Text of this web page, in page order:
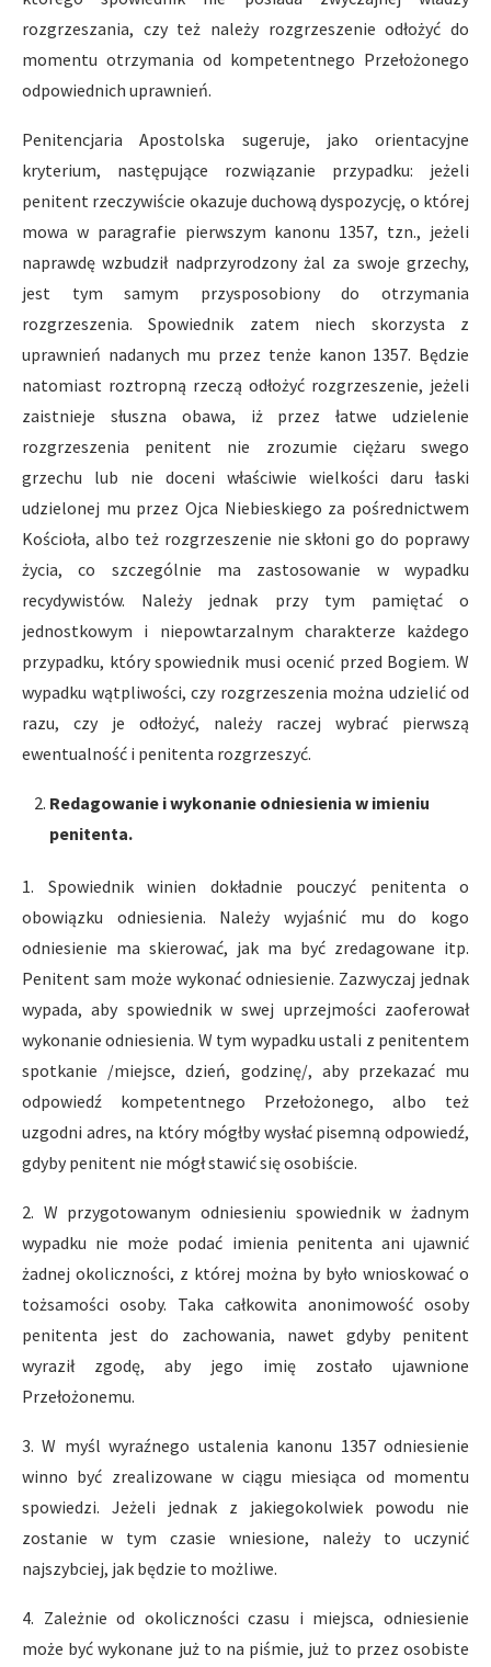
rozgrzeszania, czy też należy rozgrzeszenie odłożyć do
momentu otrzymania od kompetentnego Przełożonego
odpowiednich uprawnień.
Penitencjaria Apostolska sugeruje, jako orientacyjne
kryterium, następujące rozwiązanie przypadku: jeżeli
penitent rzeczywiście okazuje duchową dyspozycję, o której
mowa w paragrafie pierwszym kanonu 1357, tzn., jeżeli
naprawdę wzbudził nadprzyrodzony żal za swoje grzechy,
jest tym samym przysposobiony do otrzymania
rozgrzeszenia. Spowiednik zatem niech skorzysta z
uprawnień nadanych mu przez tenże kanon 1357. Będzie
natomiast roztropną rzeczą odłożyć rozgrzeszenie, jeżeli
zaistnieje słuszna obawa, iż przez łatwe udzielenie
rozgrzeszenia penitent nie zrozumie ciężaru swego
grzechu lub nie doceni właściwie wielkości daru łaski
udzielonej mu przez Ojca Niebieskiego za pośrednictwem
Kościoła, albo też rozgrzeszenie nie skłoni go do poprawy
życia, co szczególnie ma zastosowanie w wypadku
recydywistów. Należy jednak przy tym pamiętać o
jednostkowym i niepowtarzalnym charakterze każdego
przypadku, który spowiednik musi ocenić przed Bogiem. W
wypadku wątpliwości, czy rozgrzeszenia można udzielić od
razu, czy je odłożyć, należy raczej wybrać pierwszą
ewentualność i penitenta rozgrzeszyć.
Redagowanie i wykonanie odniesienia w imieniu
penitenta.
1. Spowiednik winien dokładnie pouczyć penitenta o
obowiązku odniesienia. Należy wyjaśnić mu do kogo
odniesienie ma skierować, jak ma być zredagowane itp.
Penitent sam może wykonać odniesienie. Zazwyczaj jednak
wypada, aby spowiednik w swej uprzejmości zaoferował
wykonanie odniesienia. W tym wypadku ustali z penitentem
spotkanie /miejsce, dzień, godzinę/, aby przekazać mu
odpowiedź kompetentnego Przełożonego, albo też
uzgodni adres, na który mógłby wysłać pisemną odpowiedź,
gdyby penitent nie mógł stawić się osobiście.
2. W przygotowanym odniesieniu spowiednik w żadnym
wypadku nie może podać imienia penitenta ani ujawnić
żadnej okoliczności, z której można by było wnioskować o
tożsamości osoby. Taka całkowita anonimowość osoby
penitenta jest do zachowania, nawet gdyby penitent
wyraził zgodę, aby jego imię zostało ujawnione
Przełożonemu.
3. W myśl wyraźnego ustalenia kanonu 1357 odniesienie
winno być zrealizowane w ciągu miesiąca od momentu
spowiedzi. Jeżeli jednak z jakiegokolwiek powodu nie
zostanie w tym czasie wniesione, należy to uczynić
najszybciej, jak będzie to możliwe.
4. Zależnie od okoliczności czasu i miejsca, odniesienie
może być wykonane już to na piśmie, już to przez osobiste